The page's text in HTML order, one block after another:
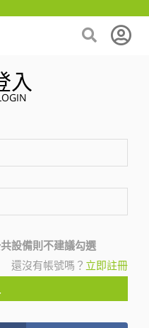
入
設備則不建議勾選
還沒有帳號嗎？ 立即註冊